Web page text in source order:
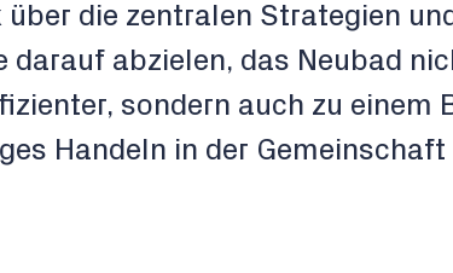
über die zentralen Strategien
darauf abzielen, das Neubad
sondern auch zu einem
Handeln in der Gemeinschaft